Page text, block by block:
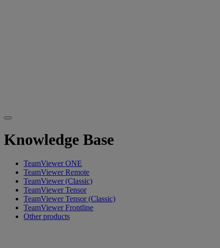
Knowledge Base
TeamViewer ONE
TeamViewer Remote
TeamViewer (Classic)
TeamViewer Tensor
TeamViewer Tensor (Classic)
TeamViewer Frontline
Other products